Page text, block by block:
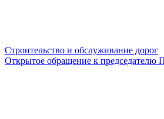
Строительство и обслуживание дорог
Открытое обращение к председателю